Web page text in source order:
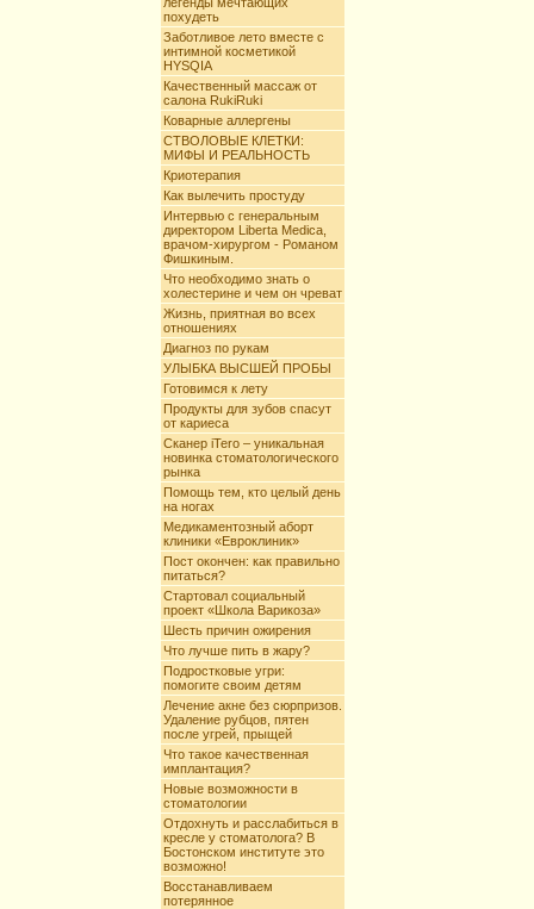
похудеть
Заботливое лето вместе с
интимной косметикой
HYSQIA
Качественный массаж от
салона RukiRuki
Коварные аллергены
СТВОЛОВЫЕ КЛЕТКИ:
МИФЫ И РЕАЛЬНОСТЬ
Криотерапия
Как вылечить простуду
Интервью с генеральным
директором Liberta Mediсa,
врачом-хирургом - Романом
Фишкиным.
Что необходимо знать о
холестерине и чем он чреват
Жизнь, приятная во всех
отношениях
Диагноз по рукам
УЛЫБКА ВЫСШЕЙ ПРОБЫ
Готовимся к лету
Продукты для зубов спасут
от кариеса
Сканер iTero – уникальная
новинка стоматологического
рынка
Помощь тем, кто целый день
на ногах
Медикаментозный аборт
клиники «Евроклиник»
Пост окончен: как правильно
питаться?
Стартовал социальный
проект «Школа Варикоза»
Шесть причин ожирения
Что лучше пить в жару?
Подростковые угри:
помогите своим детям
Лечение акне без сюрпризов.
Удаление рубцов, пятен
после угрей, прыщей
Что такое качественная
имплантация?
Новые возможности в
стоматологии
Отдохнуть и расслабиться в
кресле у стоматолога? В
Бостонском институте это
возможно!
Восстанавливаем
потерянное